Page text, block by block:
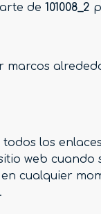
de 101008_2
los
web cuando
cualquier